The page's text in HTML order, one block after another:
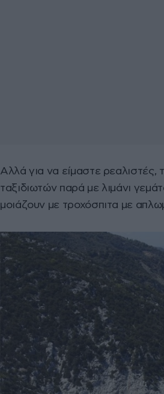
Αλλά για να είμαστε ρεαλιστές,
ταξιδιωτών παρά με λιμάνι
μοιάζουν με τροχόσπιτα με